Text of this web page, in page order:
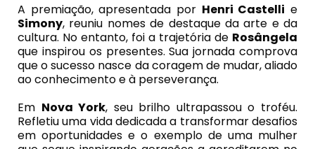
A premiação, apresentada por Henri Castelli e
Simony, reuniu nomes de destaque da arte e da
cultura. No entanto, foi a trajetória de Rosângela
que inspirou os presentes. Sua jornada comprova
que o sucesso nasce da coragem de mudar, aliado
ao conhecimento e à perseverança.
Em Nova York, seu brilho ultrapassou o troféu.
Refletiu uma vida dedicada a transformar desafios
em oportunidades e o exemplo de uma mulher